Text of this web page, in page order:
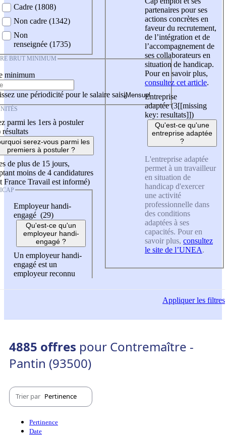
Cadre (1808)
Non cadre (1342)
Non
renseignée (1735)
BRUT MINIMUM
minimum
une périodicité pour le salaire saisi
parmi les 1ers à postuler
résultats
serez-vous parmi les
premiers à postuler ?
de plus de 15 jours,
moins de 4 candidatures
France Travail est informé)
Employeur handi-
engagé (29)
Qu'est-ce qu'un
employeur handi-
engagé ?
Un employeur handi-
engagé est un
employeur reconnu
partenaires pour ses
actions concrètes en
faveur du recrutement,
de l’intégration et de
l’accompagnement de
ses collaborateurs en
situation de handicap.
Pour en savoir plus,
consultez cet article.
Entreprise
adaptée (3[[missing
key: resultats]])
Qu'est-ce qu'une
entreprise adaptée
?
L'entreprise adaptée
permet à un travailleur
en situation de
handicap d'exercer
une activité
professionnelle dans
des conditions
adaptées à ses
capacités. Pour en
savoir plus, consultez
le site de l’UNEA.
Appliquerles filtres
4885 offres pour Contremaître -
Pantin (93500)
Trier par Pertinence
Pertinence
Date